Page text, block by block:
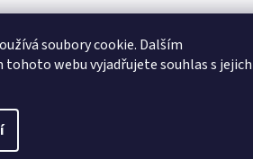
soubory cookie. Dalším
tohoto webu vyjadřujete souhlas s jejich
www.inelsevnergie.cz